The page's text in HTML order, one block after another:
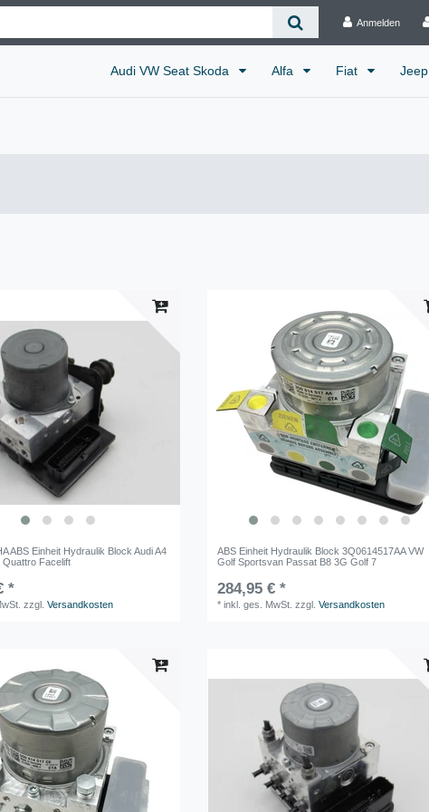
Anmelden
Audi VW Seat Skoda Alfa Fiat Jeep
ABS Einheit Hydraulik Block Audi A4
Quattro Facelift
*
zzgl.Versandkosten
ABS Einheit Hydraulik Block 3Q0614517AA VW
Golf Sportsvan Passat B8 3G Golf 7
284,95 € *
*inkl. ges. MwSt. zzgl.Versandkosten